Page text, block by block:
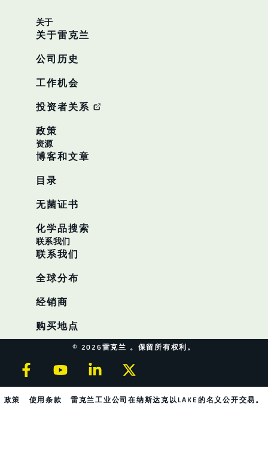
关于
关于雷克兰
公司历史
工作机会
投资者关系
政策
资源
博客和文章
目录
无菌证书
化学品搜索
联系我们
联系我们
全球分布
经销商
购买地点
© 2026雷克兰 。保留所有权利。
政策 使用条款 雷克兰工业公司在纳斯达克以LAKE的名义公开交易。